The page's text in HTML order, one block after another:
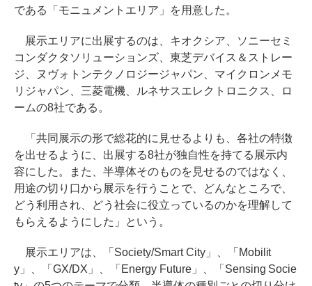
である「モニュメントエリア」を用意した。
展示エリアに出展するのは、キオクシア、ソニーセミ
コンダクタソリューションズ、東芝デバイス＆ストレー
ジ、ヌヴォトンテクノロジージャパン、マイクロンメモ
リジャパン、三菱電機、ルネサスエレクトロニクス、ロ
ームの8社である。
「共同展示の形で総花的に見せるよりも、各社の特徴
を出せるように、出展する8社が独自性を持てる展示内
容にした。また、半導体そのものを見せるのではなく、
用途の切り口から展示を行うことで、どんなところで、
どう利用され、どう社会に役立っているのかを理解して
もらえるようにした」という。
展示エリアは、「Society/Smart City」、「Mobilit
y」、「GX/DX」、「Energy Future」、「Sensing Socie